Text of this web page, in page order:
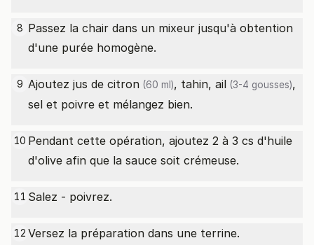
8 Passez la chair dans un mixeur jusqu'à obtention
d'une purée homogène.
9 Ajoutez jus de citron (60 ml), tahin, ail (3-4 gousses),
sel et poivre et mélangez bien.
10 Pendant cette opération, ajoutez 2 à 3 cs d'huile
d'olive afin que la sauce soit crémeuse.
11 Salez - poivrez.
12 Versez la préparation dans une terrine.